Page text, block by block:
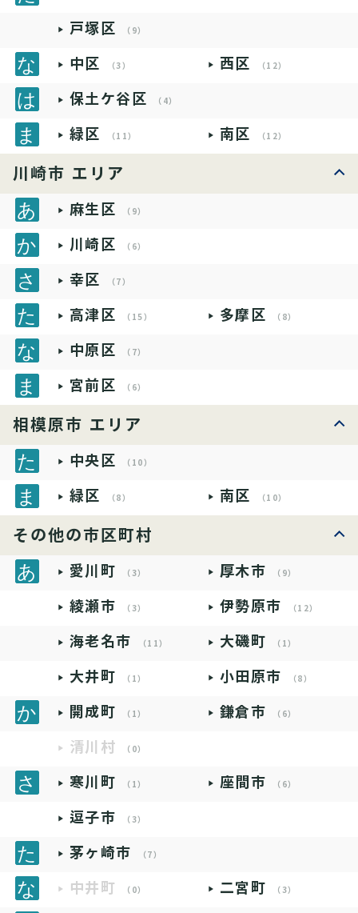
戸塚区 （9）
中区 （3） 西区 （12）
保土ケ谷区 （4）
緑区 （11） 南区 （12）
川崎市 エリア
麻生区 （9）
川崎区 （6）
幸区 （7）
高津区 （15） 多摩区 （8）
中原区 （7）
宮前区 （6）
相模原市 エリア
中央区 （10）
緑区 （8） 南区 （10）
その他の市区町村
愛川町 （3） 厚木市 （9）
綾瀬市 （3） 伊勢原市 （12）
海老名市 （11） 大磯町 （1）
大井町 （1） 小田原市 （8）
開成町 （1） 鎌倉市 （6）
清川村 （0）
寒川町 （1） 座間市 （6）
逗子市 （3）
茅ヶ崎市 （7）
中井町 （0） 二宮町 （3）